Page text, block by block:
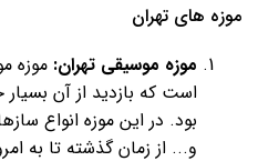
موزه های تهران
موزه موسیقی تهران: موزه
است که بازدید از آن
بود. در این موزه انواع
و... از زمان گذشته تا به